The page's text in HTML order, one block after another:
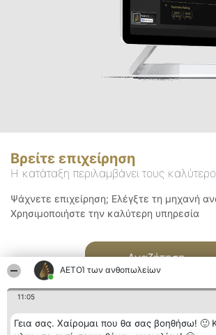
ΑΕΤΟΊ των ανθοπωλείων
11:05
Γεια σας. Χαίρομαι που θα σας βοηθήσω! 🙂
Βρείτε επιχείρηση
Η κατάταξη περιλαμβάνει τους
Ψάχνετε επιχείρηση; Ελέγξτε τη μηχανή
Χρησιμοποιήστε την καλύτερη υπηρεσία
Αναζήτηση